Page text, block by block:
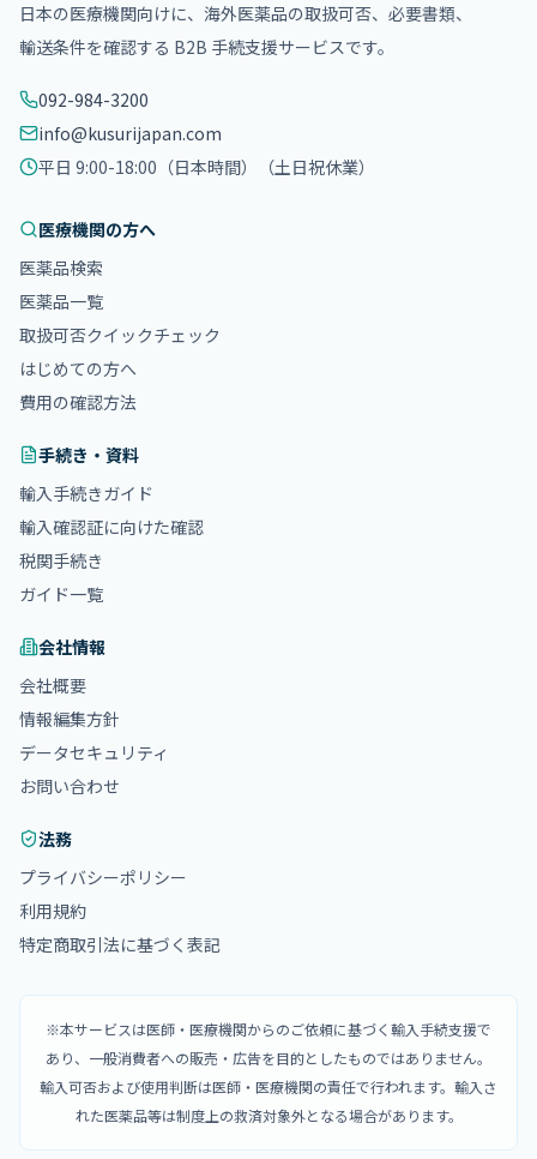
日本の医療機関向けに、海外医薬品の取扱可否、必要書類、
輸送条件を確認する B2B 手続支援サービスです。
092-984-3200
info@kusurijapan.com
平日 9:00-18:00（日本時間）
（土日祝休業）
医療機関の方へ
医薬品検索
医薬品一覧
取扱可否クイックチェック
はじめての方へ
費用の確認方法
手続き・資料
輸入手続きガイド
輸入確認証に向けた確認
税関手続き
ガイド一覧
会社情報
会社概要
情報編集方針
データセキュリティ
お問い合わせ
法務
プライバシーポリシー
利用規約
特定商取引法に基づく表記
※本サービスは医師・医療機関からのご依頼に基づく輸入手続支援で
あり、一般消費者への販売・広告を目的としたものではありません。
輸入可否および使用判断は医師・医療機関の責任で行われます。輸入さ
れた医薬品等は制度上の救済対象外となる場合があります。